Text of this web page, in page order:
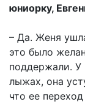
юниорку,
– Да. Женя
это было
поддержали. У
лыжах, она
что ее